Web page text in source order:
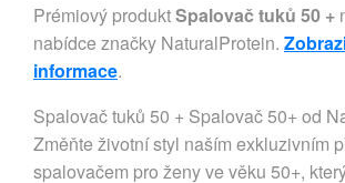
Prémiový produktSpalovač tuků 50 +
nabídce značky NaturalProtein.
informace.
Spalovač tuků 50 + Spalovač 50+ od
Změňte životní styl naším exkluzivním
spalovačem pro ženy ve věku 50+,